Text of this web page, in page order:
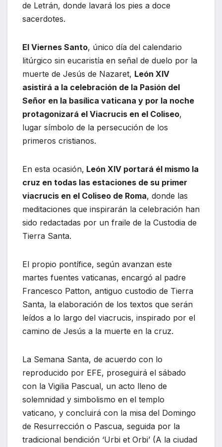
de Letrán, donde lavará los pies a doce
sacerdotes.
El Viernes Santo, único día del calendario
litúrgico sin eucaristía en señal de duelo por la
muerte de Jesús de Nazaret, León XIV
asistirá a la celebración de la Pasión del
Señor en la basílica vaticana y por la noche
protagonizará el Viacrucis en el Coliseo,
lugar símbolo de la persecución de los
primeros cristianos.
En esta ocasión, León XIV portará él mismo la
cruz en todas las estaciones de su primer
viacrucis en el Coliseo de Roma, donde las
meditaciones que inspirarán la celebración han
sido redactadas por un fraile de la Custodia de
Tierra Santa.
El propio pontífice, según avanzan este
martes fuentes vaticanas, encargó al padre
Francesco Patton, antiguo custodio de Tierra
Santa, la elaboración de los textos que serán
leídos a lo largo del viacrucis, inspirado por el
camino de Jesús a la muerte en la cruz.
La Semana Santa, de acuerdo con lo
reproducido por EFE, proseguirá el sábado
con la Vigilia Pascual, un acto lleno de
solemnidad y simbolismo en el templo
vaticano, y concluirá con la misa del Domingo
de Resurrección o Pascua, seguida por la
tradicional bendición ‘Urbi et Orbi’ (A la ciudad